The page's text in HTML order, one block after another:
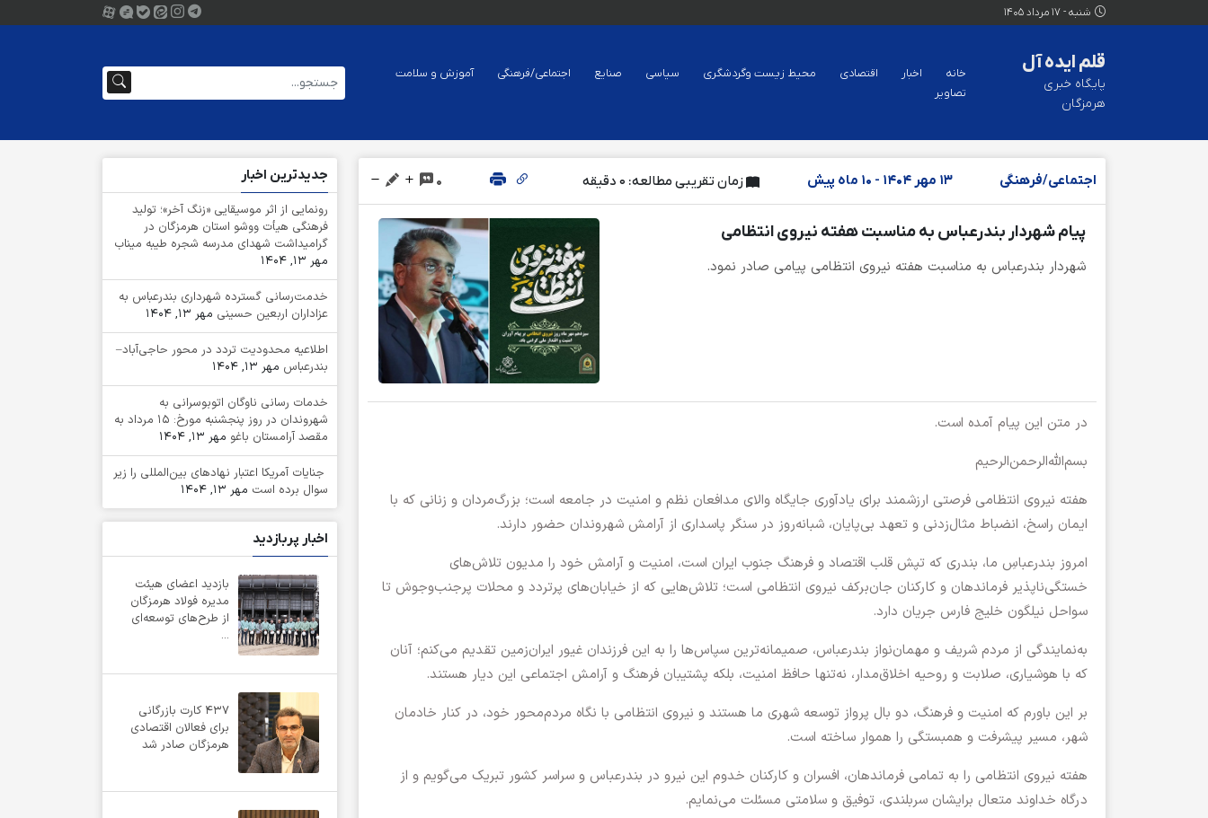
شنبه - 17 مرداد 1405
قلم ایده آل
پایگاه خبری
هرمزگان
خانه اخبار اقتصادی محیط زیست وگردشگری سیاسی صنایع اجتماعی/فرهنگی
آموزش و سلامت
تصاویر
اجتماعی/فرهنگی 13 مهر 1404 - 10 ماه پیش زمان تقریبی مطالعه: 0 دقیقه 0
پیام شهردار بندرعباس به مناسبت هفته نیروی انتظامی
شهردار بندرعباس به مناسبت هفته نیروی انتظامی پیامی صادر نمود.
در متن این پیام آمده است.
بسم‌الله‌الرحمن‌الرحیم
هفته نیروی انتظامی فرصتی ارزشمند برای یادآوری جایگاه والای مدافعان نظم و امنیت در جامعه است؛ بزرگ‌مردان و زنانی که با
ایمان راسخ، انضباط مثال‌زدنی و تعهد بی‌پایان، شبانه‌روز در سنگر پاسداری از آرامش شهروندان حضور دارند.
امروز بندرعباسِ ما، بندری که تپش قلب اقتصاد و فرهنگ جنوب ایران است، امنیت و آرامش خود را مدیون تلاش‌های
خستگی‌ناپذیر فرماندهان و کارکنان جان‌برکف نیروی انتظامی است؛ تلاش‌هایی که از خیابان‌های پرتردد و محلات پرجنب‌وجوش تا
سواحل نیلگون خلیج فارس جریان دارد.
به‌نمایندگی از مردم شریف و مهمان‌نواز بندرعباس، صمیمانه‌ترین سپاس‌ها را به این فرزندان غیور ایران‌زمین تقدیم می‌کنم؛ آنان
که با هوشیاری، صلابت و روحیه اخلاق‌مدار، نه‌تنها حافظ امنیت، بلکه پشتیبان فرهنگ و آرامش اجتماعی این دیار هستند.
بر این باورم که امنیت و فرهنگ، دو بال پرواز توسعه شهری ما هستند و نیروی انتظامی با نگاه مردم‌محور خود، در کنار خادمان
شهر، مسیر پیشرفت و همبستگی را هموار ساخته است.
هفته نیروی انتظامی را به تمامی فرماندهان، افسران و کارکنان خدوم این نیرو در بندرعباس و سراسر کشور تبریک می‌گویم و از
درگاه خداوند متعال برایشان سربلندی، توفیق و سلامتی مسئلت می‌نمایم.
جدیدترین اخبار
رونمایی از اثر موسیقایی «زنگ آخر»؛ تولید
فرهنگی هیأت ووشو استان هرمزگان در
گرامیداشت شهدای مدرسه شجره طیبه میناب
مهر 13, 1404
خدمت‌رسانی گسترده شهرداری بندرعباس به
عزاداران اربعین حسینی مهر 13, 1404
اطلاعیه محدودیت تردد در محور حاجی‌آباد–
بندرعباس مهر 13, 1404
خدمات رسانی ناوگان اتوبوسرانی به
شهروندان در روز پنجشنبه مورخ: ۱۵ مرداد به
مقصد آرامستان باغو مهر 13, 1404
جنایات آمریکا اعتبار نهادهای بین‌المللی را زیر
سوال برده است مهر 13, 1404
اخبار پربازدید
بازدید اعضای هیئت
مدیره فولاد هرمزگان
از طرح‌های توسعه‌ای
...
437 کارت بازرگانی
برای فعالان اقتصادی
هرمزگان صادر شد